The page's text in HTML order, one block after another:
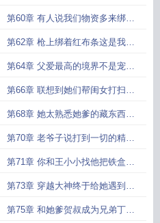
鱼等他回来吃随军证收好
第60章 有人说我们物资多来绑架
我们我们就卖惨
第62章 枪上绑着红布条这是我军
不公开庆祝但允许象征性标记
第64章 父爱最高的境界不是宠爱
不是情感独占而是他的衣钵
第66章 联想到她们帮闺女打扫猪
圈闺女抢猪饲他低头偷笑
第68章 她太熟悉她爹的藏东西习
惯了把烟酒钱全搜刮了出来
第70章 老爷子说打到一切的精神
叔爷爷说一种永不言败的精神
第71章 你和王小小找他把铁盒子
还给他他晚上就会回去家
第73章 穿越大神终于给她遇到人
参了吗
第75章 和她爹贺叔成为兄弟丁叔